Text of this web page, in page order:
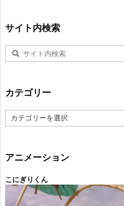
サイト内検索
カテゴリー
テ
ー
アニメーション
こにぎりくん